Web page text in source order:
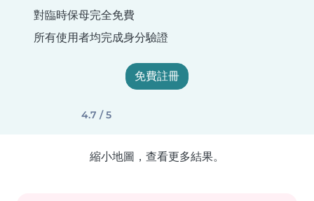
對臨時保母完全免費
所有使用者均完成身分驗證
免費註冊
4.7 / 5
縮小地圖，查看更多結果。